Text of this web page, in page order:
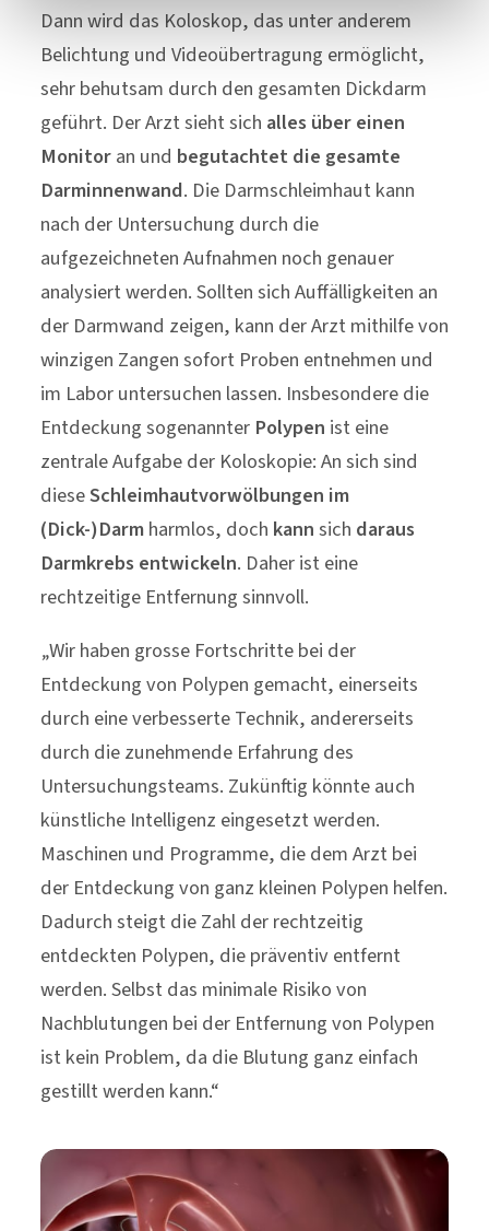
Dann wird das Koloskop, das unter anderem
Belichtung und Videoübertragung ermöglicht,
sehr behutsam durch den gesamten Dickdarm
geführt. Der Arzt sieht sich alles über einen
Monitoran und begutachtet die gesamte
Darminnenwand. Die Darmschleimhaut kann
nach der Untersuchung durch die
aufgezeichneten Aufnahmen noch genauer
analysiert werden. Sollten sich Auffälligkeiten an
der Darmwand zeigen, kann der Arzt mithilfe von
winzigen Zangen sofort Proben entnehmen und
im Labor untersuchen lassen. Insbesondere die
Entdeckung sogenannter Polypen ist eine
zentrale Aufgabe der Koloskopie: An sich sind
dieseSchleimhautvorwölbungen im
(Dick-)Darmharmlos, doch kannsich daraus
Darmkrebs entwickeln. Daher ist eine
rechtzeitige Entfernung sinnvoll.
„Wir haben grosse Fortschritte bei der
Entdeckung von Polypen gemacht, einerseits
durch eine verbesserte Technik, andererseits
durch die zunehmende Erfahrung des
Untersuchungsteams. Zukünftig könnte auch
künstliche Intelligenz eingesetzt werden.
Maschinen und Programme, die dem Arzt bei
der Entdeckung von ganz kleinen Polypen helfen.
Dadurch steigt die Zahl der rechtzeitig
entdeckten Polypen, die präventiv entfernt
werden. Selbst das minimale Risiko von
Nachblutungen bei der Entfernung von Polypen
ist kein Problem, da die Blutung ganz einfach
gestillt werden kann.“